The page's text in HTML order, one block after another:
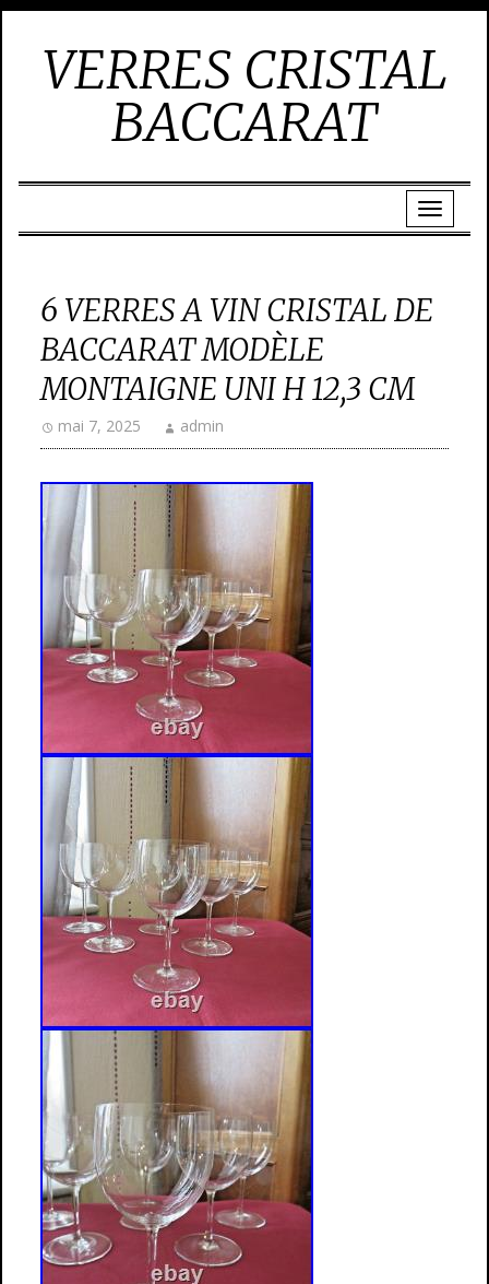
VERRES CRISTAL
BACCARAT
6 VERRES A VIN CRISTAL DE
BACCARAT MODÈLE
MONTAIGNE UNI H 12,3 CM
mai 7, 2025 admin